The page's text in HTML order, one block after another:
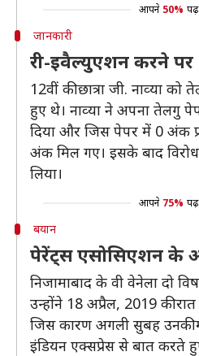
आपने 50% पढ़
जानकारी
री-इवैल्‍युएशन करने
12वीं की छात्रा जी. नाव्‍या
हुए थे। नाव्‍या ने अपना तेलगु
दिया और जिस पेपर में 0 अंक
अंक मिल गए। इसके बाद
लिया।
आपने 75% पढ़
बयान
पेरेंट्स एसोसिएशन के
निजामाबाद के वी वेनेला दो
उन्होंने 18 अप्रैल, 2019 की
जिस कारण अगली सुबह उनकी
इंडियन एक्सप्रेस से बात करते